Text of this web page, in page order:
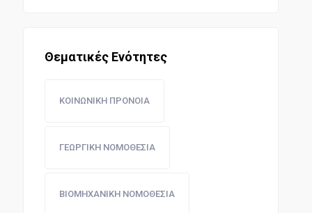
Θεματικές Ενότητες
ΚΟΙΝΩΝΙΚΗ ΠΡΟΝΟΙΑ
ΓΕΩΡΓΙΚΗ ΝΟΜΟΘΕΣΙΑ
ΒΙΟΜΗΧΑΝΙΚΗ ΝΟΜΟΘΕΣΙΑ